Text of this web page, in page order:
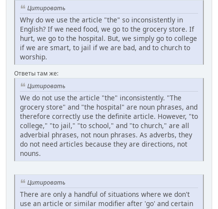
Цитировать
Why do we use the article "the" so inconsistently in
English? If we need food, we go to the grocery store. If
hurt, we go to the hospital. But, we simply go to college
if we are smart, to jail if we are bad, and to church to
worship.
Ответы там же:
Цитировать
We do not use the article "the" inconsistently. "The
grocery store" and "the hospital" are noun phrases, and
therefore correctly use the definite article. However, "to
college," "to jail," "to school," and "to church," are all
adverbial phrases, not noun phrases. As adverbs, they
do not need articles because they are directions, not
nouns.
Цитировать
There are only a handful of situations where we don't
use an article or similar modifier after 'go' and certain